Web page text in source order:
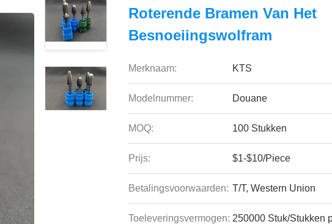
Roterende Bramen Van Het
Besnoeiingswolfram
Merknaam: KTS
Modelnummer: Douane
MOQ: 100 Stukken
Prijs: $1-$10/Piece
Betalingsvoorwaarden: T/T, Western Union
Toeleveringsvermogen: 250000 Stuk/Stukken